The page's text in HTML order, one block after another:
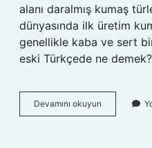
alanı daralmış kumaş
dünyasında ilk üretim
genellikle kaba ve sert
eski Türkçede ne
Devamını okuyun
Giymiş